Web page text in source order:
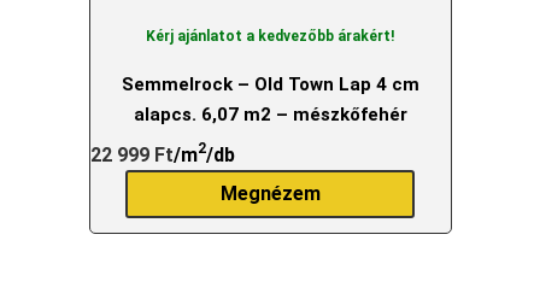
Kérj ajánlatot a kedvezőbb árakért!
Semmelrock – Old Town Lap 4 cm
alapcs. 6,07 m2 – mészkőfehér
22 999 Ft/m2/db
Megnézem